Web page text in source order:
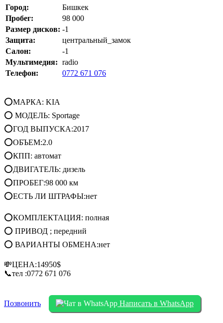
Город:
Бишкек
Пробег:
98 000
Размер дисков: -1
Защита:
центральный_замок
Салон:
-1
Мультимедия: radio
Телефон:
0772 671 076
⭕МАРКА: KIA
⭕ МОДЕЛЬ: Sportage
⭕ГОД ВЫПУСКА:2017
⭕ОБЪЕМ:2.0
⭕КПП: автомат
⭕ДВИГАТЕЛЬ: дизель
⭕ПРОБЕГ:98 000 км
⭕ЕСТЬ ЛИ ШТРАФЫ:нет
⭕КОМПЛЕКТАЦИЯ: полная
⭕ ПРИВОД ; передний
⭕ ВАРИАНТЫ ОБМЕНА:нет
💸ЦЕНА:14950$
📞тел :0772 671 076
Позвонить Написать в WhatsApp